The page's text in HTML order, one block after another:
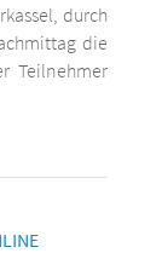
durch
die
Teilnehmer